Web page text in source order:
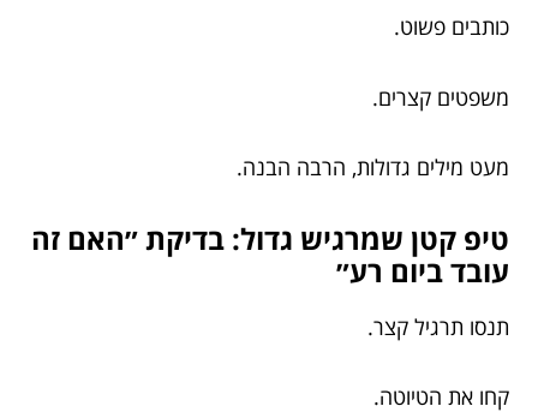
כותבים פשוט.
משפטים קצרים.
מעט מילים גדולות, הרבה הבנה.
טיפ קטן שמרגיש גדול: בדיקת ״האם זה
עובד ביום רע״
תנסו תרגיל קצר.
קחו את הטיוטה.